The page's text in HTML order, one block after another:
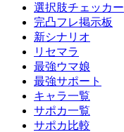
選択肢チェッカー
完凸フレ掲示板
新シナリオ
リセマラ
最強ウマ娘
最強サポート
キャラ一覧
サポカ一覧
サポカ比較